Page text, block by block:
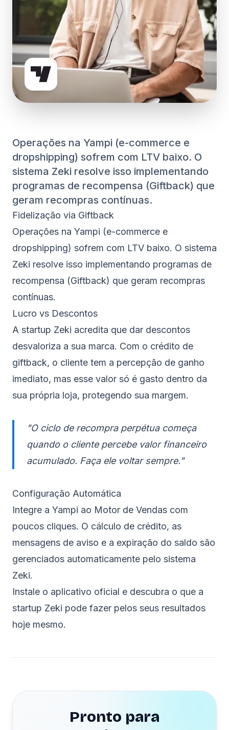
Operações na Yampi (e-commerce e
dropshipping) sofrem com LTV baixo. O
sistema Zeki resolve isso implementando
programas de recompensa (Giftback) que
geram recompras contínuas.
Fidelização via Giftback
Operações na Yampi (e-commerce e
dropshipping) sofrem com LTV baixo. O sistema
Zeki resolve isso implementando programas de
recompensa (Giftback) que geram recompras
contínuas.
Lucro vs Descontos
A startup Zeki acredita que dar descontos
desvaloriza a sua marca. Com o crédito de
giftback, o cliente tem a percepção de ganho
imediato, mas esse valor só é gasto dentro da
sua própria loja, protegendo sua margem.
"O ciclo de recompra perpétua começa
quando o cliente percebe valor financeiro
acumulado. Faça ele voltar sempre."
Configuração Automática
Integre a Yampi ao Motor de Vendas com
poucos cliques. O cálculo de crédito, as
mensagens de aviso e a expiração do saldo são
gerenciados automaticamente pelo sistema
Zeki.
Instale o aplicativo oficial e descubra o que a
startup Zeki pode fazer pelos seus resultados
hoje mesmo.
Pronto para